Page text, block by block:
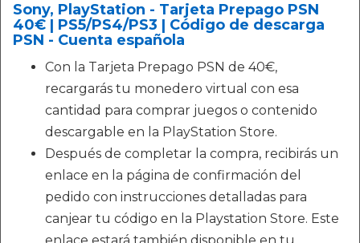
Sony, PlayStation - Tarjeta Prepago PSN
40€ | PS5/PS4/PS3 | Código de descarga
PSN - Cuenta española
Con la Tarjeta Prepago PSN de 40€,
recargarás tu monedero virtual con esa
cantidad para comprar juegos o contenido
descargable en la PlayStation Store.
Después de completar la compra, recibirás un
enlace en la página de confirmación del
pedido con instrucciones detalladas para
canjear tu código en la Playstation Store. Este